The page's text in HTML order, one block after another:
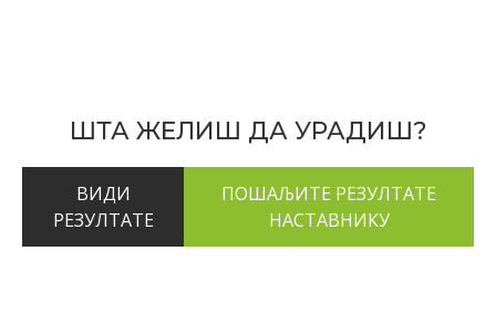
ШТА ЖЕЛИШ ДА УРАДИШ?
ВИДИ
РЕЗУЛТАТЕ